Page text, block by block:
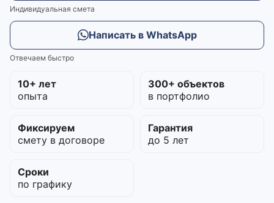
Индивидуальная смета
Написать в WhatsApp
Отвечаем быстро
10+ лет
опыта
300+ объектов
в портфолио
Фиксируем
смету в договоре
Гарантия
до 5 лет
Сроки
по графику